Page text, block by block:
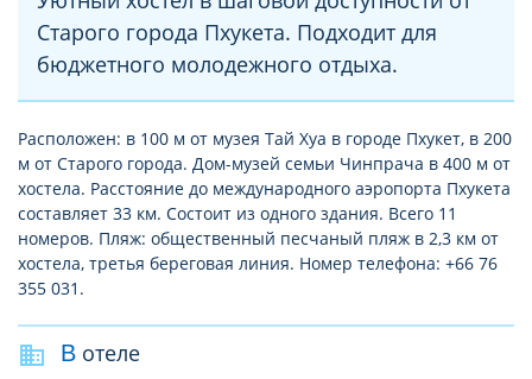
Старого города Пхукета. Подходит для
бюджетного молодежного отдыха.
Расположен: в 100 м от музея Тай Хуа в городе Пхукет, в 200
м от Старого города. Дом-музей семьи Чинпрача в 400 м от
хостела. Расстояние до международного аэропорта Пхукета
составляет 33 км. Состоит из одного здания. Всего 11
номеров. Пляж: общественный песчаный пляж в 2,3 км от
хостела, третья береговая линия. Номер телефона: +66 76
355 031.
В отеле